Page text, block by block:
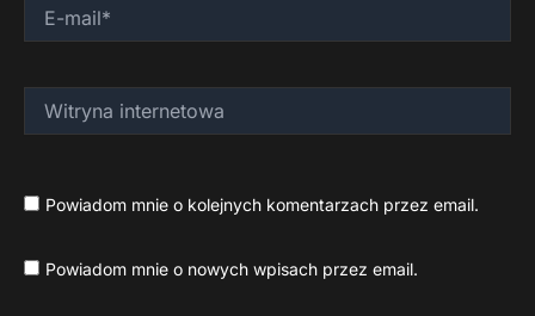
mail*
internetowa
Powiadom mnie o kolejnych komentarzach przez email.
Powiadom mnie o nowych wpisach przez email.